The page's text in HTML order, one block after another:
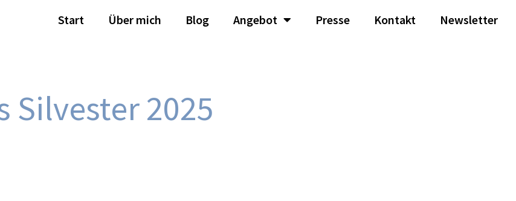
Start Über mich Blog Angebot Presse Kontakt Newsletter
Silvester 2025